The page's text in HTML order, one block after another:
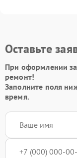
Оставьте
При оформлении
ремонт!
Заполните поля
время.